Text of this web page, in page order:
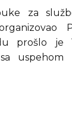
za
prošlo je
uspehom